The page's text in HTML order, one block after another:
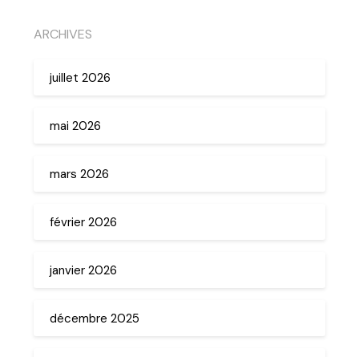
ARCHIVES
juillet 2026
mai 2026
mars 2026
février 2026
janvier 2026
décembre 2025